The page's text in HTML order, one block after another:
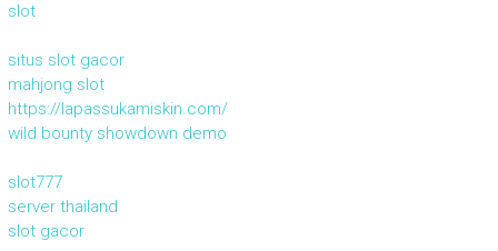
slot
situs slot gacor
mahjong slot
https://lapassukamiskin.com/
wild bounty showdown demo
slot777
server thailand
slot gacor